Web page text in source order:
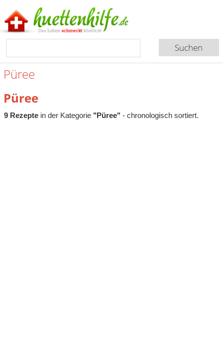
Püree
Püree
9 Rezeptein der Kategorie "Püree" - chronologisch sortiert.